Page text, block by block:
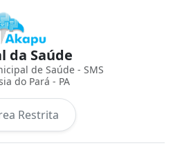
da Saúde
de Saúde - SMS
do Pará - PA
Restrita